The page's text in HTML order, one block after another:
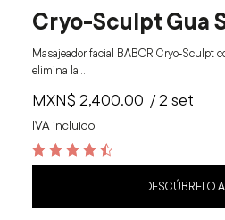
Cryo-Sculpt Gua
Masajeador facial BABOR Cryo‑Sculpt
elimina la…
MXN$ 2,400.00
IVA incluido
/ 2 set
4.6
DESCÚBRELO